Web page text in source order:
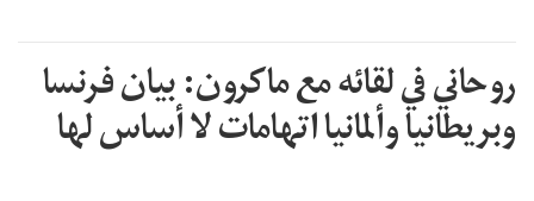
روحاني في لقائه مع ماكرون: بیان فرنسا
وبريطانيا وألمانيا اتهامات لا أساس لها